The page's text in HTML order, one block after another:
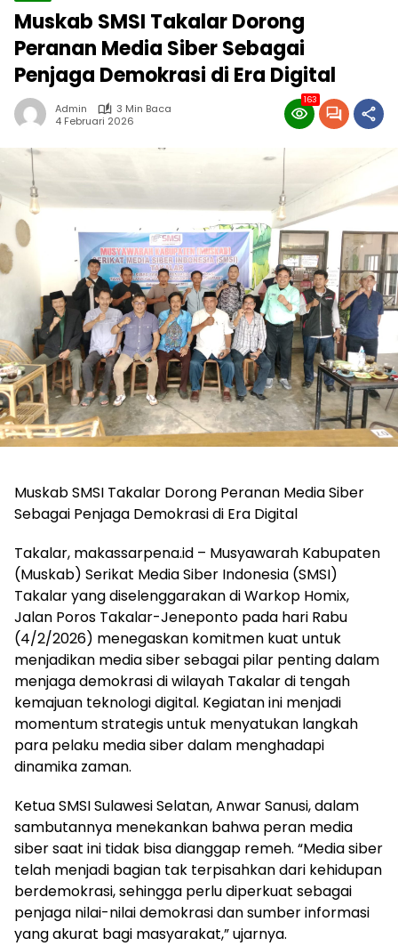
Muskab SMSI Takalar Dorong
Peranan Media Siber Sebagai
Penjaga Demokrasi di Era Digital
Admin
3 Min Baca
4 Februari 2026
163
Muskab SMSI Takalar Dorong Peranan Media Siber
Sebagai Penjaga Demokrasi di Era Digital
Takalar, makassarpena.id – Musyawarah Kabupaten
(Muskab) Serikat Media Siber Indonesia (SMSI)
Takalar yang diselenggarakan di Warkop Homix,
Jalan Poros Takalar-Jeneponto pada hari Rabu
(4/2/2026) menegaskan komitmen kuat untuk
menjadikan media siber sebagai pilar penting dalam
menjaga demokrasi di wilayah Takalar di tengah
kemajuan teknologi digital. Kegiatan ini menjadi
momentum strategis untuk menyatukan langkah
para pelaku media siber dalam menghadapi
dinamika zaman.
Ketua SMSI Sulawesi Selatan, Anwar Sanusi, dalam
sambutannya menekankan bahwa peran media
siber saat ini tidak bisa dianggap remeh. “Media siber
telah menjadi bagian tak terpisahkan dari kehidupan
berdemokrasi, sehingga perlu diperkuat sebagai
penjaga nilai-nilai demokrasi dan sumber informasi
yang akurat bagi masyarakat,” ujarnya.